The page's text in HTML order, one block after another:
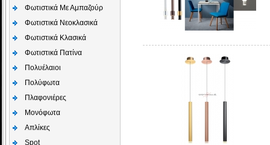
Φωτιστικά Με Αμπαζούρ
Φωτιστικά Νεοκλασικά
Φωτιστικά Κλασικά
Φωτιστικά Πατίνα
Πολυέλαιοι
Πολύφωτα
Πλαφονιέρες
Μονόφωτα
Απλίκες
Spot